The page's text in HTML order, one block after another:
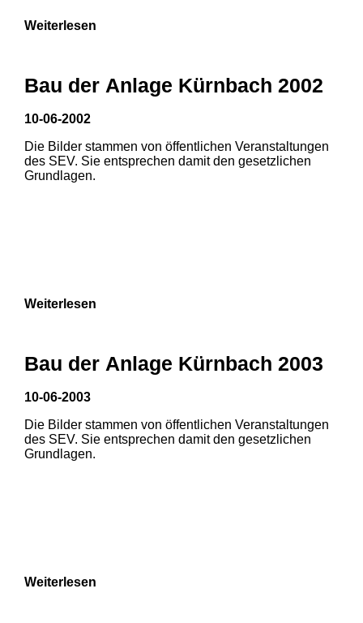
Weiterlesen
Bau der Anlage Kürnbach 2002
10-06-2002
Die Bilder stammen von öffentlichen Veranstaltungen
des SEV. Sie entsprechen damit den gesetzlichen
Grundlagen.
Weiterlesen
Bau der Anlage Kürnbach 2003
10-06-2003
Die Bilder stammen von öffentlichen Veranstaltungen
des SEV. Sie entsprechen damit den gesetzlichen
Grundlagen.
Weiterlesen